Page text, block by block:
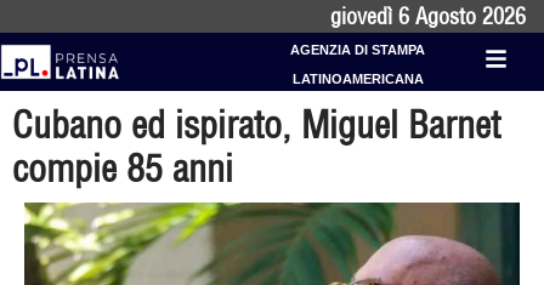
giovedì 6 Agosto 2026
AGENZIA DI STAMPA
LATINOAMERICANA
Cubano ed ispirato, Miguel Barnet
compie 85 anni